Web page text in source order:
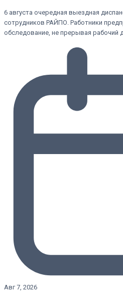
6 августа очередная выездная
сотрудников РАЙПО. Работники
обследование, не прерывая рабочий
Авг 7, 2026